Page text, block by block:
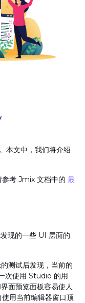
本文中，我们将介绍
参考 Jmix 文档中的 最
现的一些 UI 层面的
测试后发现，当前的
次使用 Studio 的用
面预览面板容易使人
用当前编辑器窗口顶